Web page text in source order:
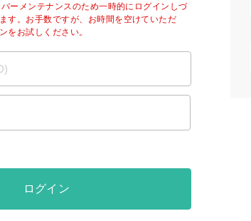
ーメンテナンスのため一時的にログインしづ
す。お手数ですが、お時間を空けていただ
をお試しください。
ログイン